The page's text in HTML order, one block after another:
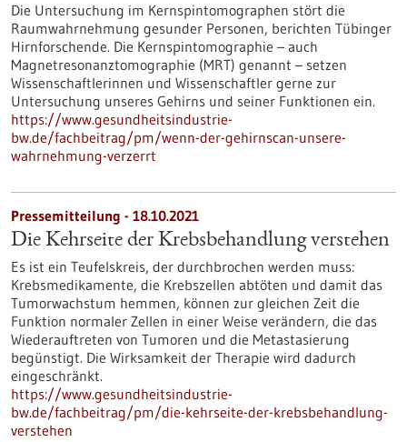
Die Untersuchung im Kernspintomographen stört die
Raumwahrnehmung gesunder Personen, berichten Tübinger
Hirnforschende. Die Kernspintomographie – auch
Magnetresonanztomographie (MRT) genannt – setzen
Wissenschaftlerinnen und Wissenschaftler gerne zur
Untersuchung unseres Gehirns und seiner Funktionen ein.
https://www.gesundheitsindustrie-
bw.de/fachbeitrag/pm/wenn-der-gehirnscan-unsere-
wahrnehmung-verzerrt
Pressemitteilung - 18.10.2021
Die Kehrseite der Krebsbehandlung verstehen
Es ist ein Teufelskreis, der durchbrochen werden muss:
Krebsmedikamente, die Krebszellen abtöten und damit das
Tumorwachstum hemmen, können zur gleichen Zeit die
Funktion normaler Zellen in einer Weise verändern, die das
Wiederauftreten von Tumoren und die Metastasierung
begünstigt. Die Wirksamkeit der Therapie wird dadurch
eingeschränkt.
https://www.gesundheitsindustrie-
bw.de/fachbeitrag/pm/die-kehrseite-der-krebsbehandlung-
verstehen